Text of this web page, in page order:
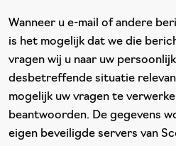
Wanneer u e-mail of andere
is het mogelijk dat we die
vragen wij u naar uw
desbetreffende situatie
mogelijk uw vragen te
beantwoorden. De gegevens
eigen beveiligde servers van